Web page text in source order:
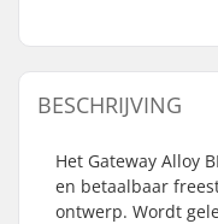
BESCHRIJVING
Het Gateway Alloy
en betaalbaar
ontwerp. Wordt